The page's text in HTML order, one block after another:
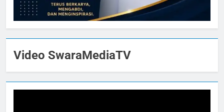
Video SwaraMediaTV